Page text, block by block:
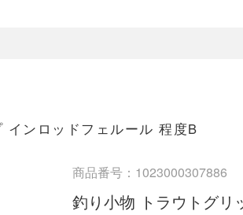
ンロッドフェルール 程度B
商品番号：1023000307886
釣り小物 トラウトグリ